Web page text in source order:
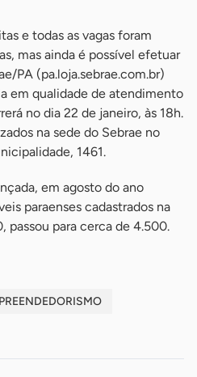
e todas as vagas foram
mas ainda é possível efetuar
PA (pa.loja.sebrae.com.br)
em qualidade de atendimento
no dia 22 de janeiro, às 18h.
na sede do Sebrae no
1461.
em agosto do ano
paraenses cadastrados na
passou para cerca de 4.500.